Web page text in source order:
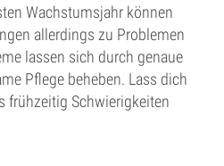
Wachstumsjahr können
allerdings zu Problemen
lassen sich durch genaue
Pflege beheben. Lass dich
frühzeitig Schwierigkeiten